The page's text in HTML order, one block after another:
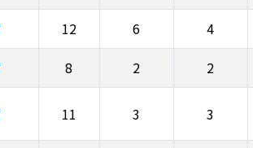
12 6 4
8 2 2
11 3 3